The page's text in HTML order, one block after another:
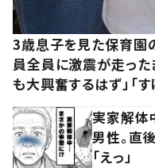
3歳息子を見た保育園
員全員に激震が走った
も大興奮するはず」「す
実家解体
男性。直
「えっ」